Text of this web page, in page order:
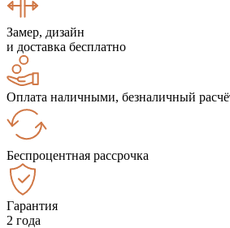
Замер, дизайн
и доставка бесплатно
Оплата наличными, безналичный
Беспроцентная рассрочка
Гарантия
2 года